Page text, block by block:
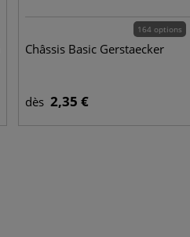
164 options
Châssis Basic Gerstaecker
dès 2,35 €